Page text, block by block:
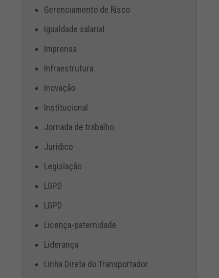
Gerenciamento de Risco
Igualdade salarial
Imprensa
Infraestrutura
Inovação
Institucional
Jornada de trabalho
Jurídico
Legislação
LGPD
LGPD
Licença-paternidade
Liderança
Linha Direta do Transportador